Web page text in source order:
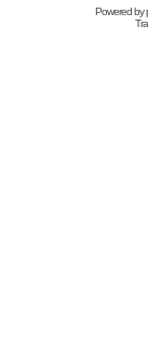
Powered by